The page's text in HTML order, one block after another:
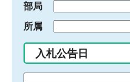
部局
所属
入札公告日